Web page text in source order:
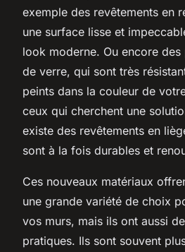
exemple des revêtements en
une surface lisse et
look moderne. Ou encore
de verre, qui sont très
peints dans la couleur de
ceux qui cherchent une
existe des revêtements en
sont à la fois durables et
Ces nouveaux matériaux
une grande variété de choix
vos murs, mais ils ont aussi
pratiques. Ils sont souvent